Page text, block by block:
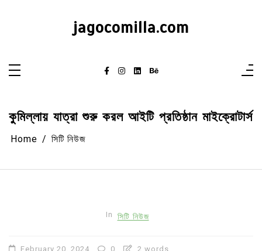
jagocomilla.com
কুমিল্লায় যাত্রা শুরু করল আইটি প্রতিষ্ঠান মাইক্রোটার্স
Home সিটি নিউজ
In সিটি নিউজ
February 20, 2024 0 2 words